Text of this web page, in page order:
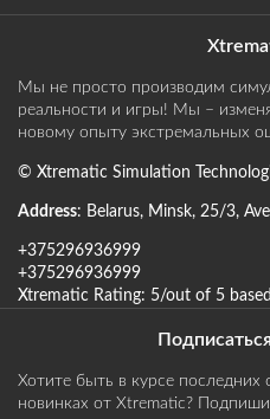
Мы не просто производим
реальности и игры! Мы –
новому опыту экстремальных
© Xtrematic Simulation
Address: Belarus, Minsk, 25/3,
+375296936999
+375296936999
Xtrematic Rating: 5/out of 5
Хотите быть в курсе
новинках от Xtrematic?